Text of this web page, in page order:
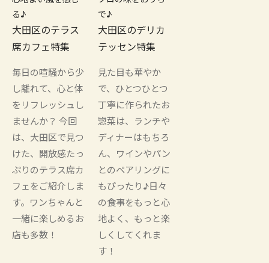
る♪
大田区のテラス
席カフェ特集
毎日の喧騒から少
し離れて、心と体
をリフレッシュし
ませんか？ 今回
は、大田区で見つ
けた、開放感たっ
ぷりのテラス席カ
フェをご紹介しま
す。ワンちゃんと
一緒に楽しめるお
店も多数！
で♪
大田区のデリカ
テッセン特集
見た目も華やか
で、ひとつひとつ
丁寧に作られたお
惣菜は、ランチや
ディナーはもちろ
ん、ワインやパン
とのペアリングに
もぴったり♪日々
の食事をもっと心
地よく、もっと楽
しくしてくれま
す！